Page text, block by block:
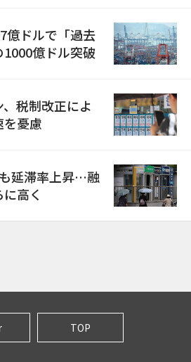
億ドルで「過去
億ドル突破
税制改正によ
を憂慮
延滞率上昇…融
高く
TOP